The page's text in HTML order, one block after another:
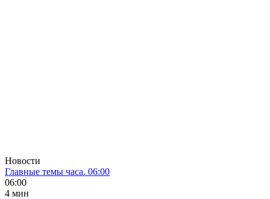
Новости
Главные темы часа. 06:00
06:00
4 мин